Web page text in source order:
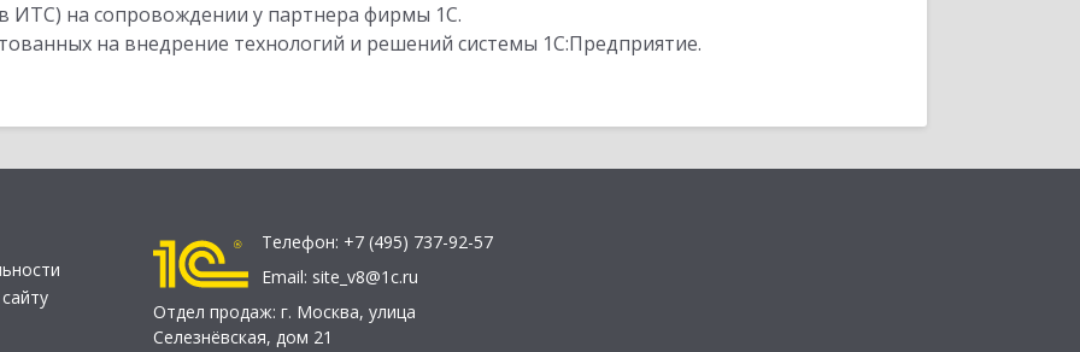
ИТС) на сопровождении у партнера фирмы 1С.
на внедрение технологий и решений системы 1С:Предприятие.
Телефон: +7 (495) 737-92-57
Email: site_v8@1c.ru
Отдел продаж: г. Москва, улица
Селезнёвская, дом 21